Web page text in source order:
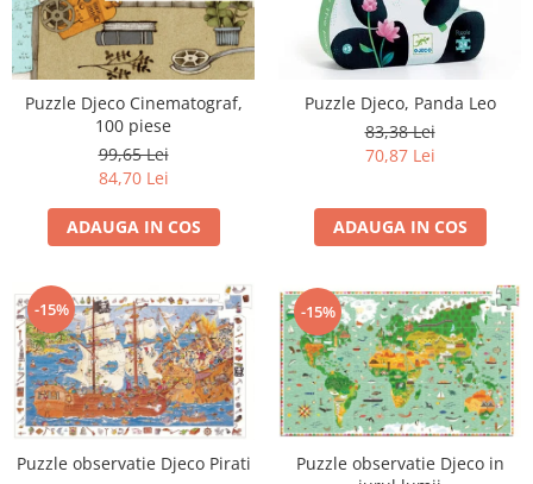
Puzzle Djeco Cinematograf,
100 piese
99,65 Lei
84,70 Lei
ADAUGA IN COS
Puzzle Djeco, Panda Leo
83,38 Lei
70,87 Lei
ADAUGA IN COS
-15%
Puzzle observatie Djeco Pirati
-15%
Puzzle observatie Djeco in